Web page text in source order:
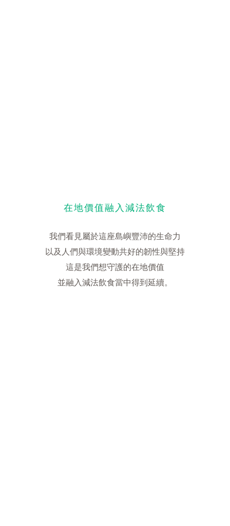
在地價值融入減法飲食
我們看見屬於這座島嶼豐沛的生命力
以及人們與環境變動共好的韌性與堅持
這是我們想守護的在地價值
並融入減法飲食當中得到延續。